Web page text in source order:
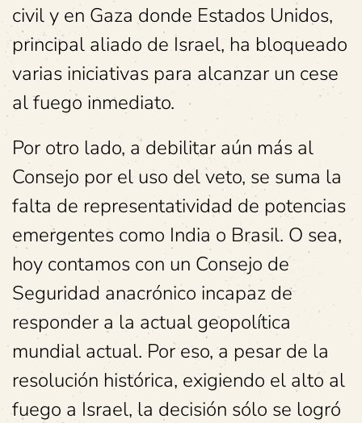
civil y en Gaza donde Estados Unidos,
principal aliado de Israel, ha bloqueado
varias iniciativas para alcanzar un cese
al fuego inmediato.
Por otro lado, a debilitar aún más al
Consejo por el uso del veto, se suma la
falta de representatividad de potencias
emergentes como India o Brasil. O sea,
hoy contamos con un Consejo de
Seguridad anacrónico incapaz de
responder a la actual geopolítica
mundial actual. Por eso, a pesar de la
resolución histórica, exigiendo el alto al
fuego a Israel, la decisión sólo se logró